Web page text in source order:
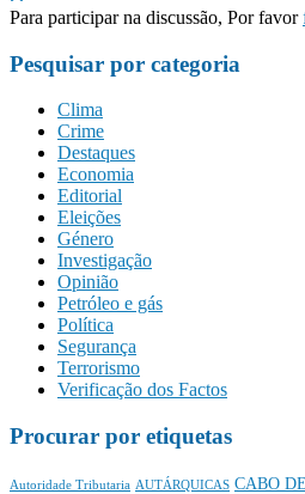
Para participar na discussão, Por favor
Pesquisar por categoria
Clima
Crime
Destaques
Economia
Editorial
Eleições
Género
Investigação
Opinião
Petróleo e gás
Política
Segurança
Terrorismo
Verificação dos Factos
Procurar por etiquetas
Autoridade Tributaria AUTÁRQUICAS CABO